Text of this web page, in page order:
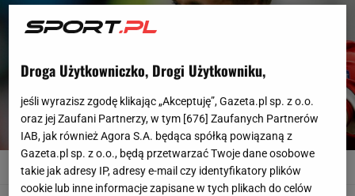
Bayern's Robert Lewandowski looks disappointed when his team failed to
advance to the final during the Champions LeaguePAUL WHITE/AP
Droga Użytkowniczko, Drogi Użytkowniku,
jeśli wyrazisz zgodę klikając „Akceptuję”, Gazeta.pl sp. z o.o.
oraz jej Zaufani Partnerzy, w tym [676] Zaufanych Partnerów
IAB, jak również Agora S.A. będąca spółką powiązaną z
Gazeta.pl sp. z o.o., będą przetwarzać Twoje dane osobowe
takie jak adresy IP, adresy e-mail czy identyfikatory plików
cookie lub inne informacje zapisane w tych plikach do celów